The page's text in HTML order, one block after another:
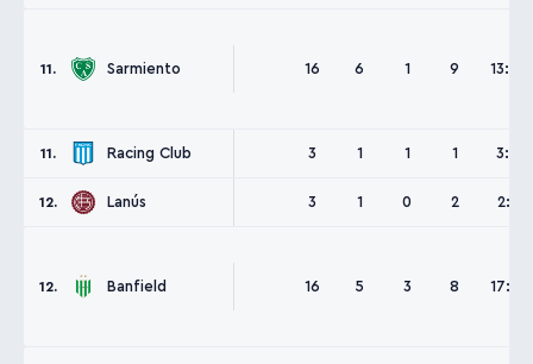
11. Sarmiento 16 6 1 9 13:20
11. Racing Club 3 1 1 1 3:4
12. Lanús 3 1 0 2 2:3
12. Banfield 16 5 3 8 17:19